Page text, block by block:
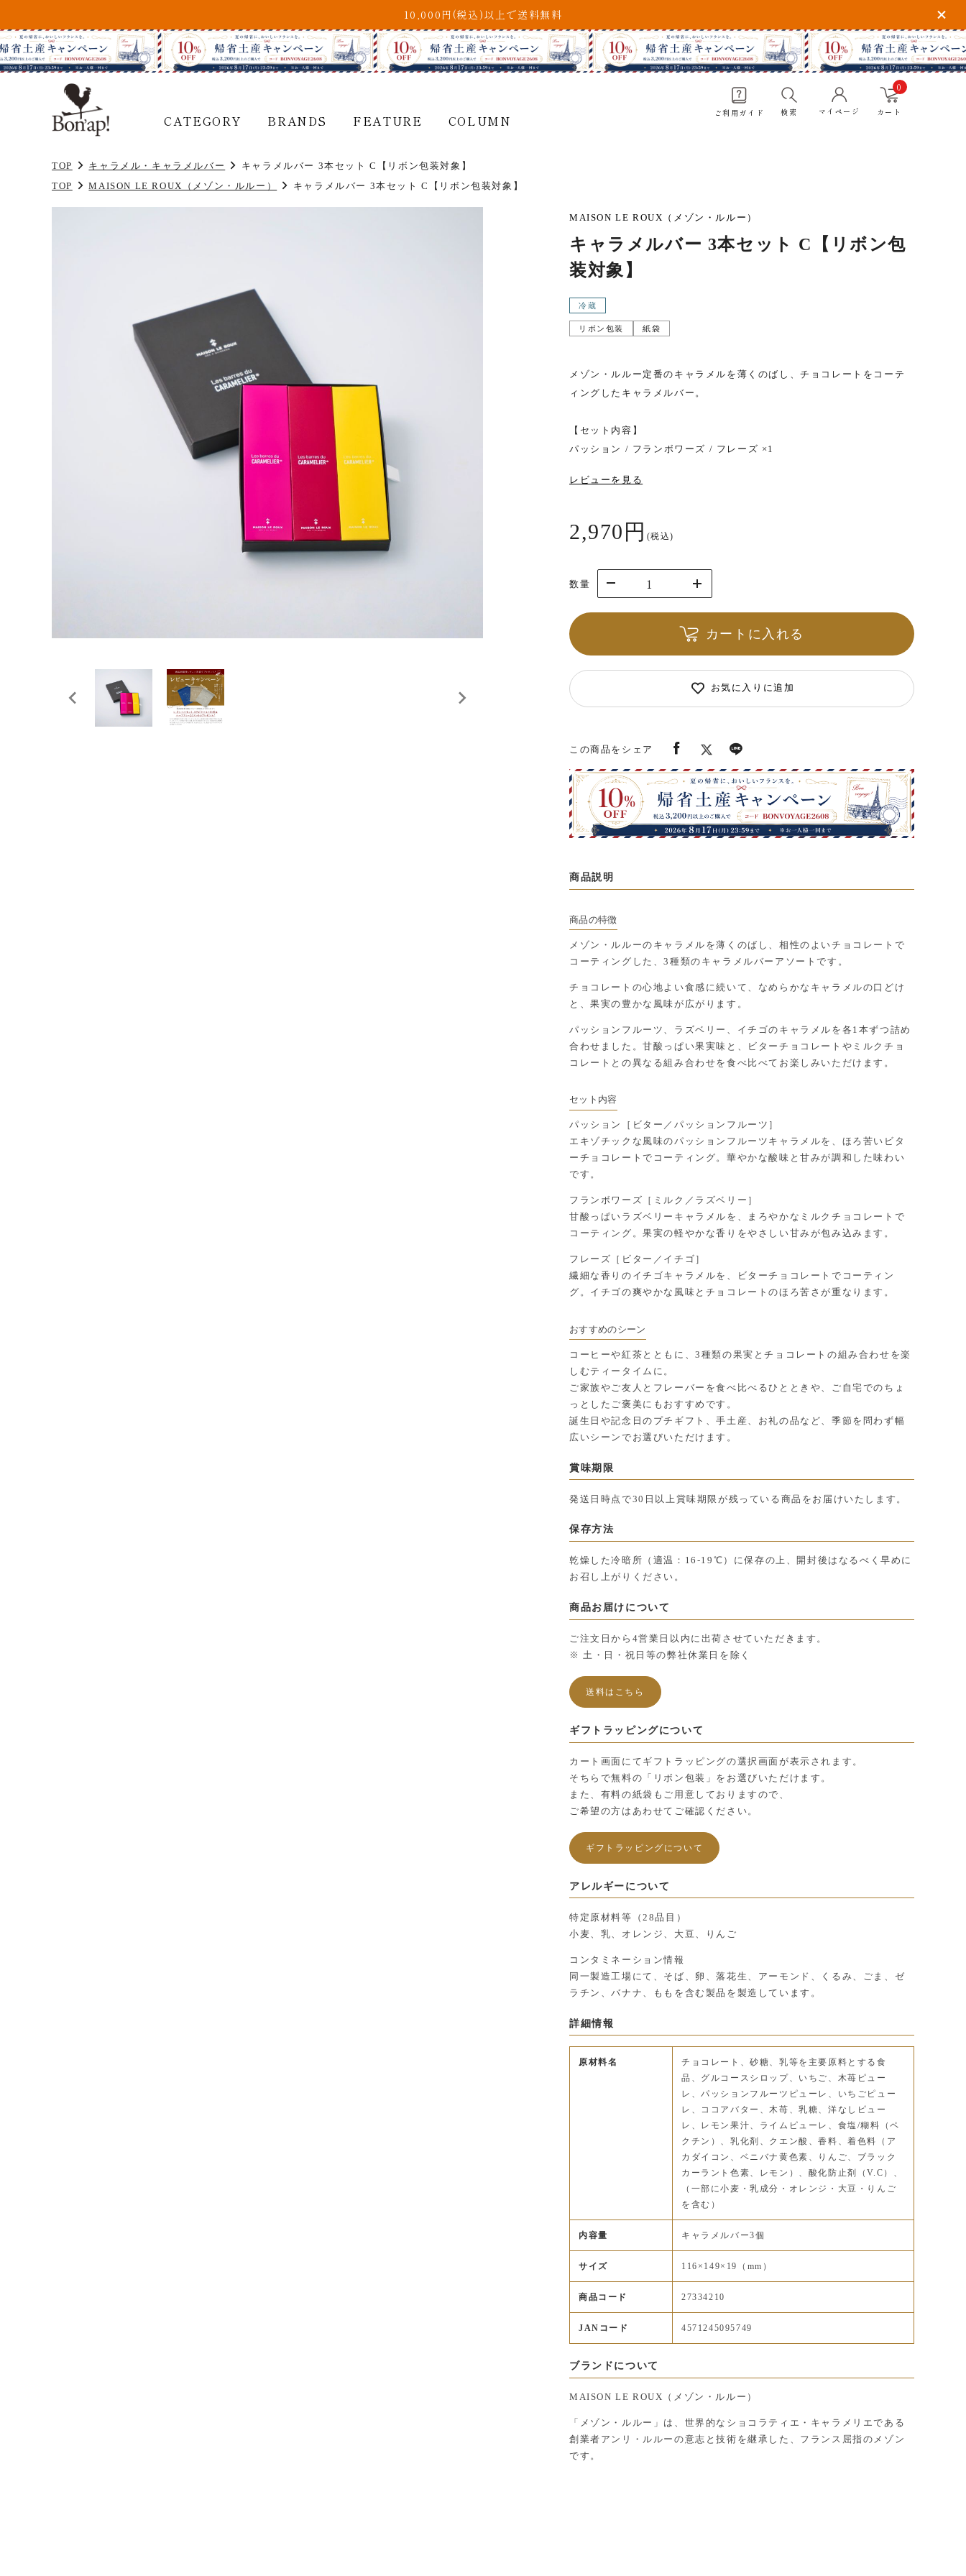
10,000円(税込)以上で送料無料
CATEGORY
CATEGORY
チュール・
ジャム
その他
円
3,999円
円～
BRANDS
BRANDS
LES 2 MARMOTTES
CONFITURE
LES JARDINS DE GAIA
ジャルダン ド ガイア
LES TERRES
BLANCHES
レ テール ブランシュ
FEATURE COLUMN ご利用ガイド 検索 マイページ カート
0
TOP キャラメル・キャラメルバー
キャラメルバー 3本セット C【リボン包装対象】
TOP
MAISON LE ROUX（メゾン・ルルー） キャラメルバー 3本セット C【リボン包装対象】
MAISON LE ROUX（メゾン・ルルー）
キャラメルバー 3本セット C【リボン包
装対象】
冷蔵
リボン包装 紙袋
メゾン・ルルー定番のキャラメルを薄くのばし、チョコレートをコーテ
ィングしたキャラメルバー。
【セット内容】
パッション / フランボワーズ / フレーズ ×1
レビューを見る
2,970円 (税込)
数量
カートに入れる
お気に入りに追加
この商品をシェア
商品説明
商品の特徴
メゾン・ルルーのキャラメルを薄くのばし、相性のよいチョコレートで
コーティングした、3種類のキャラメルバーアソートです。
チョコレートの心地よい食感に続いて、なめらかなキャラメルの口どけ
と、果実の豊かな風味が広がります。
パッションフルーツ、ラズベリー、イチゴのキャラメルを各1本ずつ詰め
合わせました。甘酸っぱい果実味と、ビターチョコレートやミルクチョ
コレートとの異なる組み合わせを食べ比べてお楽しみいただけます。
セット内容
パッション［ビター／パッションフルーツ］
エキゾチックな風味のパッションフルーツキャラメルを、ほろ苦いビタ
ーチョコレートでコーティング。華やかな酸味と甘みが調和した味わい
です。
フランボワーズ［ミルク／ラズベリー］
甘酸っぱいラズベリーキャラメルを、まろやかなミルクチョコレートで
コーティング。果実の軽やかな香りをやさしい甘みが包み込みます。
フレーズ［ビター／イチゴ］
繊細な香りのイチゴキャラメルを、ビターチョコレートでコーティン
グ。イチゴの爽やかな風味とチョコレートのほろ苦さが重なります。
おすすめのシーン
コーヒーや紅茶とともに、3種類の果実とチョコレートの組み合わせを楽
しむティータイムに。
ご家族やご友人とフレーバーを食べ比べるひとときや、ご自宅でのちょ
っとしたご褒美にもおすすめです。
誕生日や記念日のプチギフト、手土産、お礼の品など、季節を問わず幅
広いシーンでお選びいただけます。
賞味期限
発送日時点で30日以上賞味期限が残っている商品をお届けいたします。
保存方法
乾燥した冷暗所（適温：16-19℃）に保存の上、開封後はなるべく早めに
お召し上がりください。
商品お届けについて
ご注文日から4営業日以内に出荷させていただきます。
※ 土・日・祝日等の弊社休業日を除く
送料はこちら
ギフトラッピングについて
カート画面にてギフトラッピングの選択画面が表示されます。
そちらで無料の「リボン包装」をお選びいただけます。
また、有料の紙袋もご用意しておりますので、
ご希望の方はあわせてご確認ください。
ギフトラッピングについて
アレルギーについて
特定原材料等（28品目）
小麦、乳、オレンジ、大豆、りんご
コンタミネーション情報
同一製造工場にて、そば、卵、落花生、アーモンド、くるみ、ごま、ゼ
ラチン、バナナ、ももを含む製品を製造しています。
詳細情報
原材料名
チョコレート、砂糖、乳等を主要原料とする食
品、グルコースシロップ、いちご、木苺ピュー
レ、パッションフルーツピューレ、いちごピュー
レ、ココアバター、木苺、乳糖、洋なしピュー
レ、レモン果汁、ライムピューレ、食塩/糊料（ペ
クチン）、乳化剤、クエン酸、香料、着色料（ア
カダイコン、ベニバナ黄色素、りんご、ブラック
カーラント色素、レモン）、酸化防止剤（V.C）、
（一部に小麦・乳成分・オレンジ・大豆・りんご
を含む）
内容量 キャラメルバー3個
サイズ 116×149×19（mm）
商品コード 27334210
JANコード 4571245095749
ブランドについて
MAISON LE ROUX（メゾン・ルルー）
「メゾン・ルルー」は、世界的なショコラティエ・キャラメリエである
創業者アンリ・ルルーの意志と技術を継承した、フランス屈指のメゾン
です。